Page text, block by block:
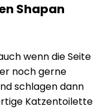
Shapan
wenn die Seite
noch gerne
schlagen dann
Katzentoilette